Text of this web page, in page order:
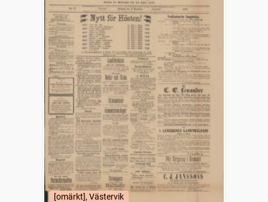
[omärkt], Västervik